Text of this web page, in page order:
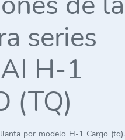
series
H-1
(TQ)
por modelo H-1 Cargo (tq).